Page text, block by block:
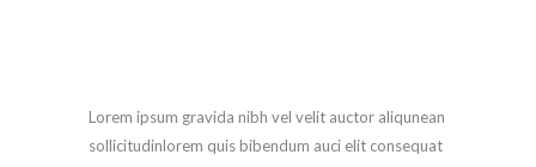
Lorem ipsum gravida nibh vel velit auctor aliqunean
sollicitudinlorem quis bibendum auci elit consequat